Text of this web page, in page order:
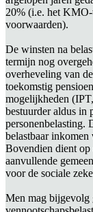
20% (i.e. het
voorwaarden).
De winsten na
termijn nog
overheveling van
toekomstig
mogelijkheden
bestuurder aldus in
personenbelasting.
belastbaar
Bovendien dient op
aanvullende
voor de sociale
Men mag bijgevolg